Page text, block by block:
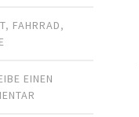
, FAHRRAD,
EINEN